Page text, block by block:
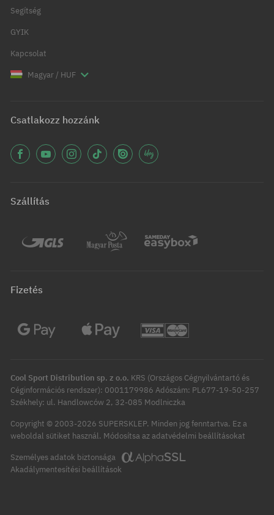
Segítség
GYIK
Kapcsolat
Magyar / HUF
Csatlakozz hozzánk
Szállítás
Fizetés
Cool Sport Distribution sp. z o.o. KRS (Országos Cégnyilvántartó és
Céginformációs rendszer): 0001179986 Adószám: PL677-19-50-257
Székhely: ul. Handlowców 2, 32-085 Modlniczka
Copyright © 2003-2026 SUPERSKLEP. Minden jog fenntartva. Ez a
weboldal sütiket használ. Módosítsa az adatvédelmi beállításokat
Személyes adatok biztonsága
Akadálymentesítési beállítások